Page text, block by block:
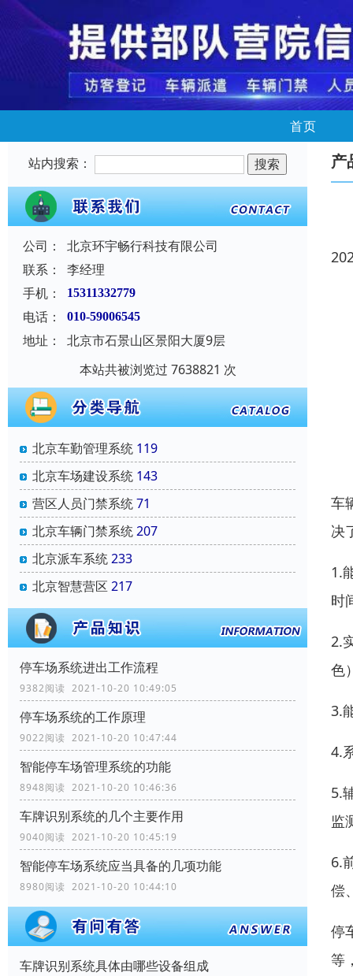
首页
站内搜索：
公司：
北京环宇畅行科技有限公司
联系：
李经理
手机：
15311332779
电话： 010-59006545
地址：
北京市石景山区景阳大厦9层
本站共被浏览过 7638821 次
北京车勤管理系统 119
北京车场建设系统 143
营区人员门禁系统71
北京车辆门禁系统207
北京派车系统233
北京智慧营区 217
停车场系统进出工作流程
9382阅读 2021-10-20 10:49:05
停车场系统的工作原理
9022阅读 2021-10-20 10:47:44
智能停车场管理系统的功能
8948阅读 2021-10-20 10:46:36
车牌识别系统的几个主要作用
9040阅读 2021-10-20 10:45:19
智能停车场系统应当具备的几项功能
8980阅读 2021-10-20 10:44:10
车牌识别系统具体由哪些设备组成
产
车
决
1.
时
2.
色
3.
4.
5.
监
6.
偿
停
等